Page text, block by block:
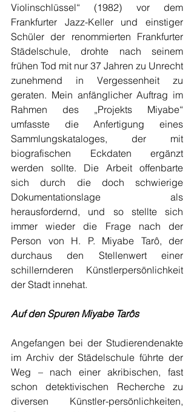
Violinschlüssel“ (1982) vor dem
Frankfurter Jazz-Keller und einstiger
Schüler der renommierten Frankfurter
Städelschule, drohte nach seinem
frühen Tod mit nur 37 Jahren zu Unrecht
zunehmend in Vergessenheit zu
geraten. Mein anfänglicher Auftrag im
Rahmen des „Projekts Miyabe“
umfasste die Anfertigung eines
Sammlungskataloges, der mit
biografischen Eckdaten ergänzt
werden sollte. Die Arbeit offenbarte
sich durch die doch schwierige
Dokumentationslage als
herausfordernd, und so stellte sich
immer wieder die Frage nach der
Person von H. P. Miyabe Tarô, der
durchaus den Stellenwert einer
schillernderen Künstlerpersönlichkeit
der Stadt innehat.
Auf den Spuren Miyabe Tarôs
Angefangen bei der Studierendenakte
im Archiv der Städelschule führte der
Weg – nach einer akribischen, fast
schon detektivischen Recherche zu
diversen Künstler-persönlichkeiten,